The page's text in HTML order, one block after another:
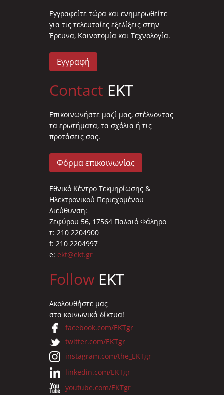
Eγγραφείτε τώρα και ενημερωθείτε
για τις τελευταίες εξελίξεις στην
Έρευνα, Καινοτομία και Τεχνολογία.
Εγγραφή
Contact EKT
Επικοινωνήστε μαζί μας, στέλνοντας
τα ερωτήματα, τα σχόλια ή τις
προτάσεις σας.
Φόρμα επικοινωνίας
Εθνικό Κέντρο Τεκμηρίωσης &
Ηλεκτρονικού Περιεχομένου
Διεύθυνση:
Ζεφύρου 56, 17564 Παλαιό Φάληρο
τ: 210 2204900
f: 210 2204997
e: ekt@ekt.gr
Follow EKT
Ακολουθήστε μας
στα κοινωνικά δίκτυα!
facebook.com/EKTgr
twitter.com/EKTgr
instagram.com/the_EKTgr
linkedin.com/EKTgr
youtube.com/EKTgr